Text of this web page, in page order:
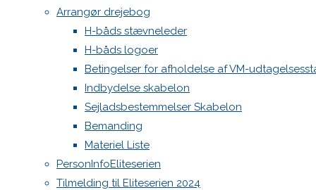
Arrangør drejebog
H-båds stævneleder
H-båds logoer
Betingelser for afholdelse af VM-
Indbydelse skabelon
Sejladsbestemmelser Skabelon
Bemanding
Materiel Liste
PersonInfoEliteserien
Tilmelding til Eliteserien 2024
et
svar
Din e-
mailadresse
vil ikke
blive